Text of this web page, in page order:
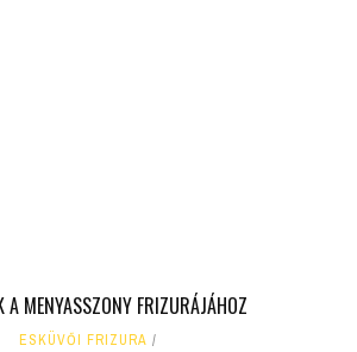
A MENYASSZONY FRIZURÁJÁHOZ
ESKÜVŐI FRIZURA